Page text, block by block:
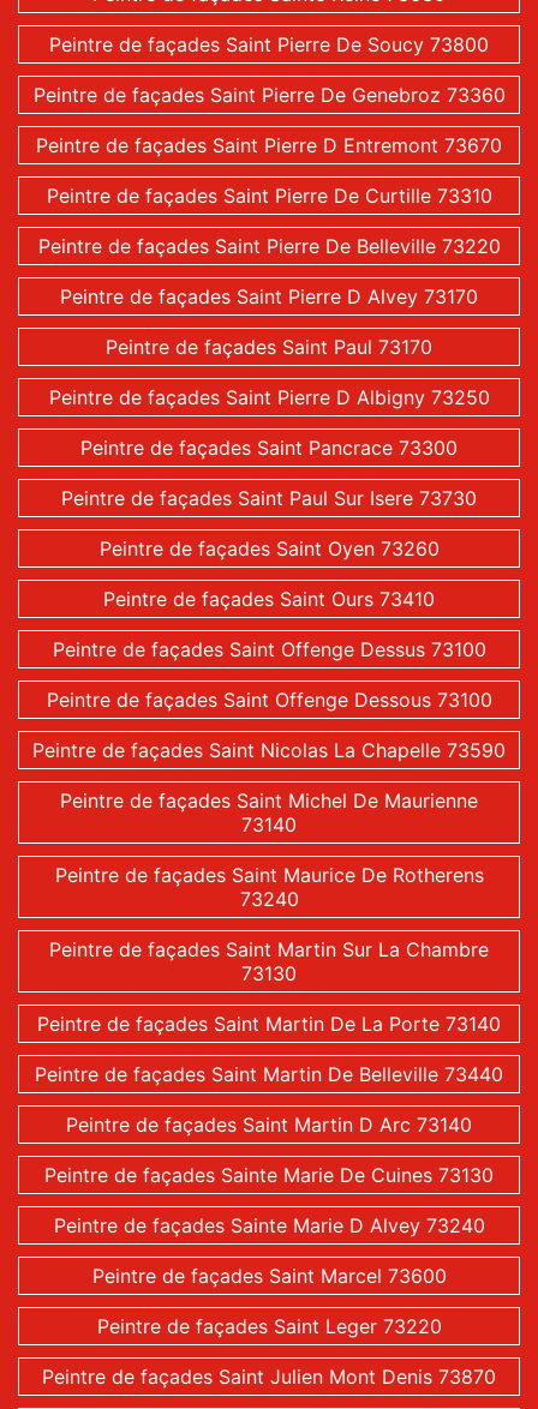
Peintre de façades Saint Pierre De Soucy 73800
Peintre de façades Saint Pierre De Genebroz 73360
Peintre de façades Saint Pierre D Entremont 73670
Peintre de façades Saint Pierre De Curtille 73310
Peintre de façades Saint Pierre De Belleville 73220
Peintre de façades Saint Pierre D Alvey 73170
Peintre de façades Saint Paul 73170
Peintre de façades Saint Pierre D Albigny 73250
Peintre de façades Saint Pancrace 73300
Peintre de façades Saint Paul Sur Isere 73730
Peintre de façades Saint Oyen 73260
Peintre de façades Saint Ours 73410
Peintre de façades Saint Offenge Dessus 73100
Peintre de façades Saint Offenge Dessous 73100
Peintre de façades Saint Nicolas La Chapelle 73590
Peintre de façades Saint Michel De Maurienne
73140
Peintre de façades Saint Maurice De Rotherens
73240
Peintre de façades Saint Martin Sur La Chambre
73130
Peintre de façades Saint Martin De La Porte 73140
Peintre de façades Saint Martin De Belleville 73440
Peintre de façades Saint Martin D Arc 73140
Peintre de façades Sainte Marie De Cuines 73130
Peintre de façades Sainte Marie D Alvey 73240
Peintre de façades Saint Marcel 73600
Peintre de façades Saint Leger 73220
Peintre de façades Saint Julien Mont Denis 73870